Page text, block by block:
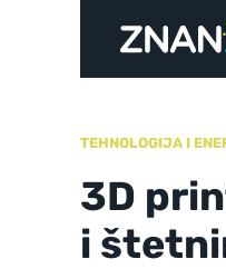
TEHNOLOGIJA I
3D
i